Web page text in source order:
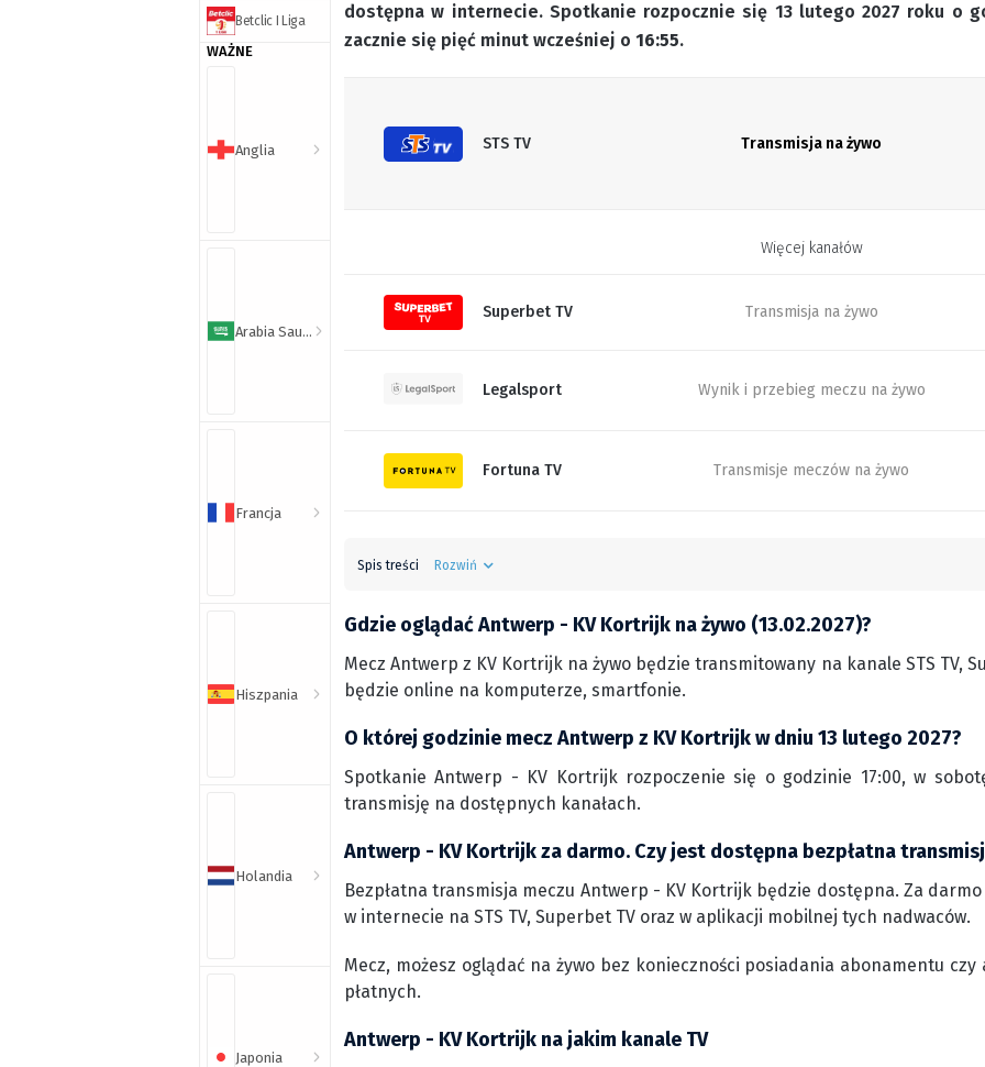
Betclic I Liga
WAŻNE
Anglia
Arabia Saudyjska
Francja
Hiszpania
Holandia
Japonia
dostępna w internecie. Spotkanie rozpocznie się 13 lutego 2027 roku o
zacznie się pięć minut wcześniej o 16:55.
STS TV Transmisja na żywo
Więcej kanałów
Superbet TV Transmisja na żywo
Legalsport Wynik i przebieg meczu na żywo
Fortuna TV Transmisje meczów na żywo
Spis treści Rozwiń
Gdzie oglądać Antwerp - KV Kortrijk na żywo (13.02.2027)?
Mecz Antwerp z KV Kortrijk na żywo będzie transmitowany na kanale STS TV,
będzie online na komputerze, smartfonie.
O której godzinie mecz Antwerp z KV Kortrijk w dniu 13 lutego 2027?
Spotkanie Antwerp - KV Kortrijk rozpoczenie się o godzinie 17:00, w
transmisję na dostępnych kanałach.
Antwerp - KV Kortrijk za darmo. Czy jest dostępna bezpłatna
Bezpłatna transmisja meczu Antwerp - KV Kortrijk będzie dostępna. Za
w internecie na STS TV, Superbet TV oraz w aplikacji mobilnej tych nadwaców.
Mecz, możesz oglądać na żywo bez konieczności posiadania abonamentu
płatnych.
Antwerp - KV Kortrijk na jakim kanale TV